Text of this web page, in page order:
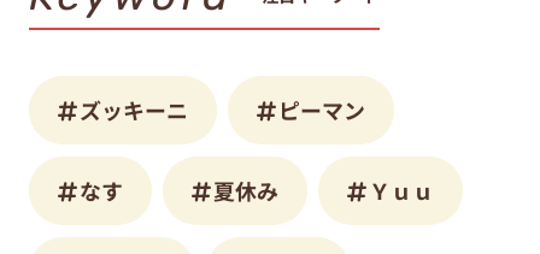
ズッキーニ ピーマン
なす 夏休み Ｙｕｕ